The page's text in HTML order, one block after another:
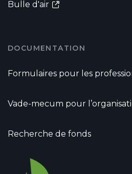
Bulle d'air
DOCUMENTATION
Formulaires pour les
Vade-mecum pour
Recherche de fonds